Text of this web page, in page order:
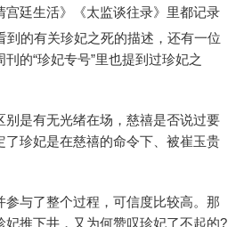
宫廷生活》《太监谈往录》里都记录
到的有关珍妃之死的描述，还有一位
的“珍妃专号”里也提到过珍妃之
别是有无光绪在场，慈禧是否说过要
了珍妃是在慈禧的命令下、被崔玉贵
与了整个过程，可信度比较高。那
推下井，又为何赞叹珍妃了不起的?